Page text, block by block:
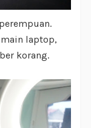
laptop,
korang.